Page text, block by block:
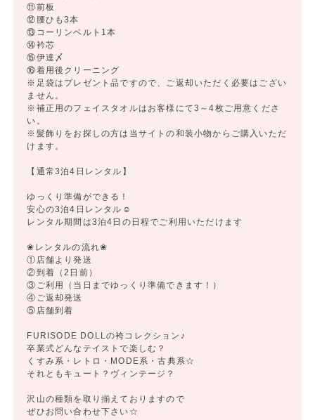
⑪前板
⑫腰ひも3本
⑬コーリンベルト1本
⑭衿芯
⑮伊達〆
⑯着用後クリーニング
※足袋はプレゼント品ですので、ご返却いただく必要はござい
ません。
※補正用のフェイスタオルはお客様にて3～4枚ご用意くださ
い。
※髪飾りをお探しの方は当サイトの和装小物からご購入いただ
けます。
【通常3泊4日レンタル】
ゆっくり準備ができる！
安心の3泊4日レンタル☺
レンタル期間は3泊4日の日程でご利用いただけます
❀レンタルの流れ❀
①店舗より発送
②到着（2日前）
③ご利用（当日までゆっくり準備できます！）
④ご返却発送
⑤店舗到着
FURISODE DOLLの袴コレクション♪
卒業式どんなテイストで楽しむ？
くすみ系・レトロ・MODE系・古典系☆
それともキュート？ヴィンテージ？
沢山の種類を取り揃えておりますので
ぜひお問い合わせ下さい☆